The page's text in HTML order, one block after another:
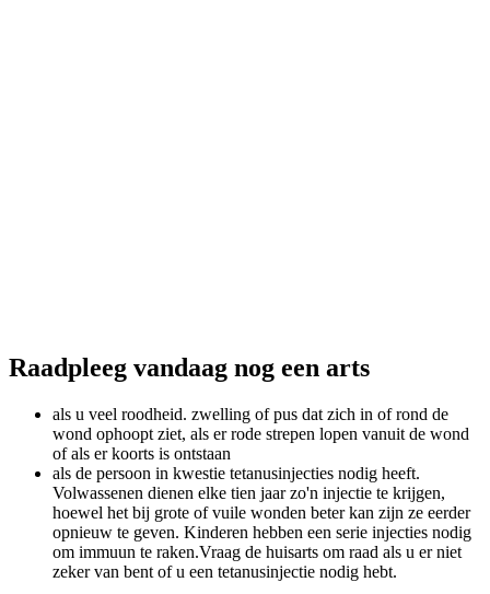
Raadpleeg vandaag nog een arts
als u veel roodheid. zwelling of pus dat zich in of rond de
wond ophoopt ziet, als er rode strepen lopen vanuit de wond
of als er koorts is ontstaan
als de persoon in kwestie tetanusinjecties nodig heeft.
Volwassenen dienen elke tien jaar zo'n injectie te krijgen,
hoewel het bij grote of vuile wonden beter kan zijn ze eerder
opnieuw te geven. Kinderen hebben een serie injecties nodig
om immuun te raken.Vraag de huisarts om raad als u er niet
zeker van bent of u een tetanusinjectie nodig hebt.